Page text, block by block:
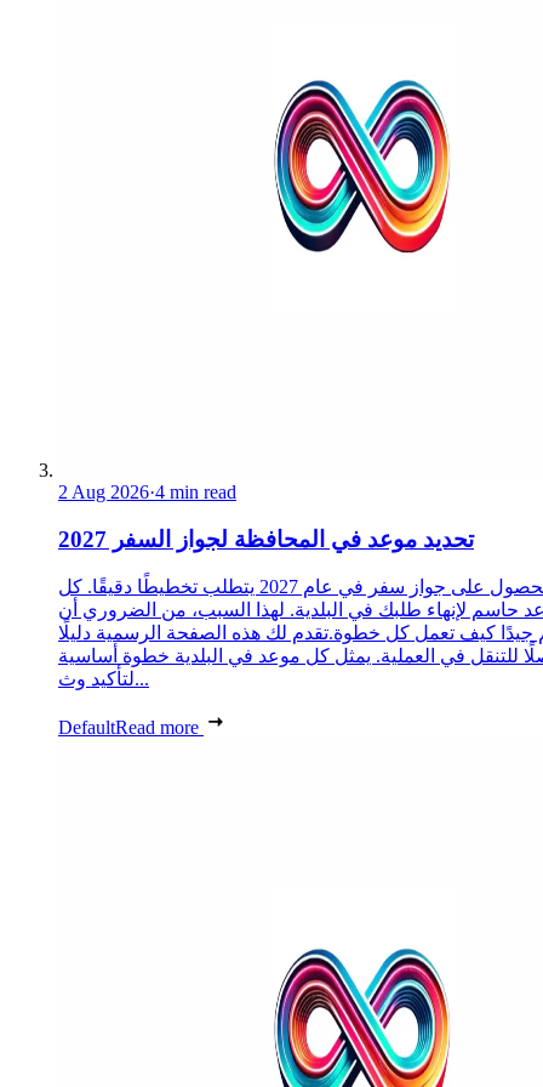
2 Aug 2026·4 min read
تحديد موعد في المحافظة لجواز السفر 2027
الحصول على جواز سفر في عام 2027 يتطلب تخطيطًا دقيقًا. كل
حاسم لإنهاء طلبك في البلدية. لهذا السبب، من الضروري أن
جيدًا كيف تعمل كل خطوة.تقدم لك هذه الصفحة الرسمية دليلًا
للتنقل في العملية. يمثل كل موعد في البلدية خطوة أساسية
لتأكيد وث...
DefaultRead more